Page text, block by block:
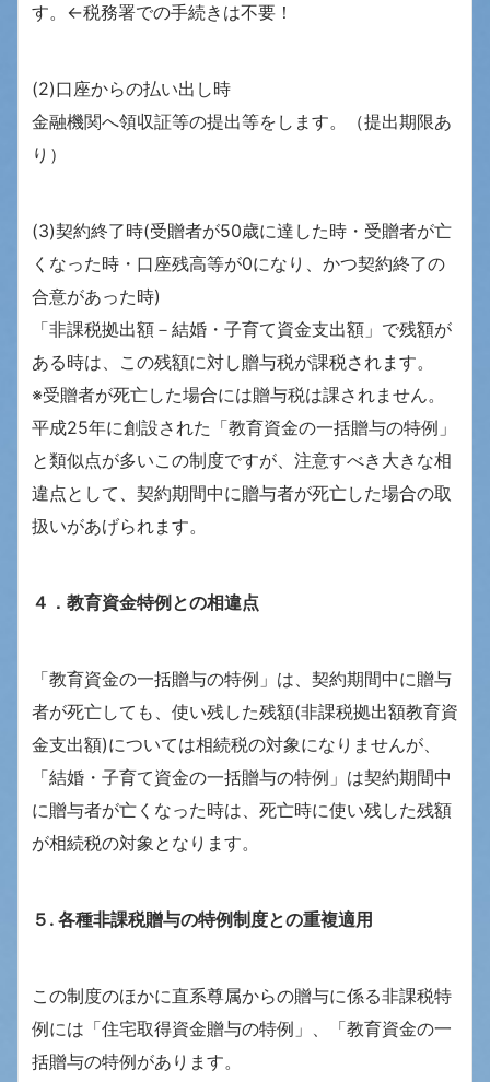
す。←税務署での手続きは不要！
(2)口座からの払い出し時
金融機関へ領収証等の提出等をします。（提出期限あ
り）
(3)契約終了時(受贈者が50歳に達した時・受贈者が亡
くなった時・口座残高等が0になり、かつ契約終了の
合意があった時)
「非課税拠出額－結婚・子育て資金支出額」で残額が
ある時は、この残額に対し贈与税が課税されます。
※受贈者が死亡した場合には贈与税は課されません。
平成25年に創設された「教育資金の一括贈与の特例」
と類似点が多いこの制度ですが、注意すべき大きな相
違点として、契約期間中に贈与者が死亡した場合の取
扱いがあげられます。
４．教育資金特例との相違点
「教育資金の一括贈与の特例」は、契約期間中に贈与
者が死亡しても、使い残した残額(非課税拠出額教育資
金支出額)については相続税の対象になりませんが、
「結婚・子育て資金の一括贈与の特例」は契約期間中
に贈与者が亡くなった時は、死亡時に使い残した残額
が相続税の対象となります。
５. 各種⾮課税贈与の特例制度との重複適用
この制度のほかに直系尊属からの贈与に係る非課税特
例には「住宅取得資金贈与の特例」、「教育資金の一
括贈与の特例があります。